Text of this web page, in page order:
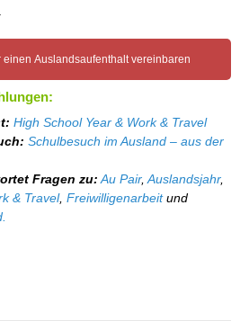
einen Auslandsaufenthalt vereinbaren
High School Year & Work & Travel
Schulbesuch im Ausland – aus der
Fragen zu: Au Pair, Auslandsjahr,
& Travel, Freiwilligenarbeitund